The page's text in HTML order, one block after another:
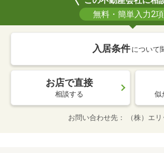
無料・簡単入力2項
入居条件 について
お店で直接
相談する 似
お問い合わせ先 （株）エ